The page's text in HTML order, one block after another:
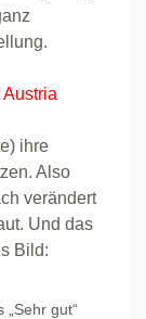
ihre
Also
verändert
Und das
Bild:
gut“